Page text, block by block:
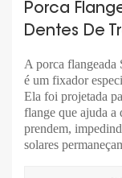
Porca
Dentes De
A porca flangeada
é um fixador
Ela foi projetada
flange que ajuda a
prendem,
solares